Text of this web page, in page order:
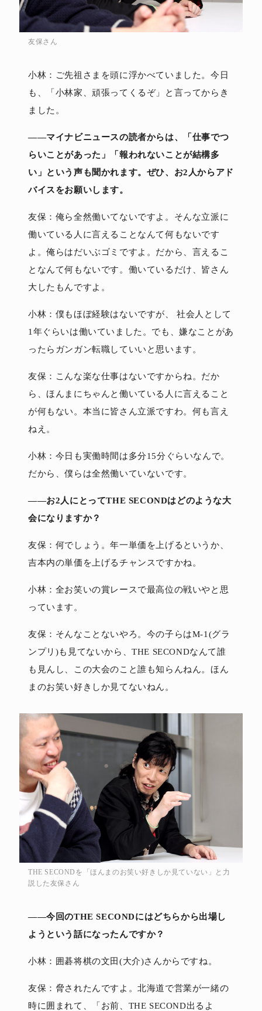
友保さん
小林：ご先祖さまを頭に浮かべていました。今日
も、「小林家、頑張ってくるぞ」と言ってからき
ました。
――マイナビニュースの読者からは、「仕事でつ
らいことがあった」「報われないことが結構多
い」という声も聞かれます。ぜひ、お2人からアド
バイスをお願いします。
友保：俺ら全然働いてないですよ。そんな立派に
働いている人に言えることなんて何もないです
よ。俺らはだいぶゴミですよ。だから、言えるこ
となんて何もないです。働いているだけ、皆さん
大したもんですよ。
小林：僕もほぼ経験はないですが、 社会人として
1年ぐらいは働いていました。でも、嫌なことがあ
ったらガンガン転職していいと思います。
友保：こんな楽な仕事はないですからね。だか
ら、ほんまにちゃんと働いている人に言えること
が何もない。本当に皆さん立派ですわ。何も言え
ねえ。
小林：今日も実働時間は多分15分ぐらいなんで。
だから、僕らは全然働いていないです。
――お2人にとってTHE SECONDはどのような大
会になりますか？
友保：何でしょう。年一単価を上げるというか、
吉本内の単価を上げるチャンスですかね。
小林：全お笑いの賞レースで最高位の戦いやと思
っています。
友保：そんなことないやろ。今の子らはM-1(グラ
ンプリ)も見てないから、THE SECONDなんて誰
も見んし、この大会のこと誰も知らんねん。ほん
まのお笑い好きしか見てないねん。
THE SECONDを「ほんまのお笑い好きしか見ていない」と力
説した友保さん
――今回のTHE SECONDにはどちらから出場し
ようという話になったんですか？
小林：囲碁将棋の文田(大介)さんからですね。
友保：脅されたんですよ。北海道で営業が一緒の
時に囲まれて、「お前、THE SECOND出るよ